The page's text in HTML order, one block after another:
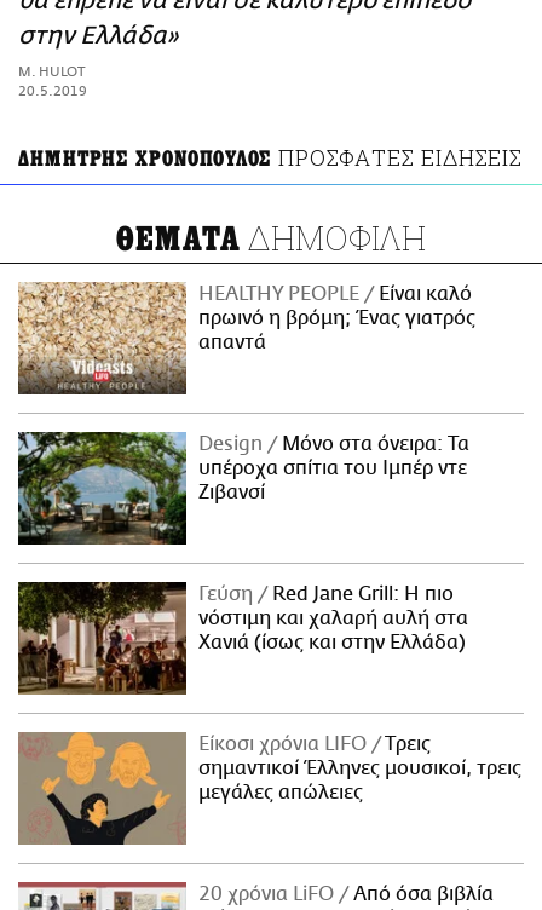
ΑΜΠΑ
PRINT
στην Ελλάδα»
M. HULOT
20.5.2019
ΔΗΜΗΤΡΗΣ ΧΡΟΝΟΠΟΥΛΟΣ ΠΡΟΣΦΑΤΕΣ ΕΙΔΗΣΕΙΣ
ΘΕΜΑΤΑ ΔΗΜΟΦΙΛΗ
HEALTHY PEOPLE
Είναι καλό
πρωινό η βρόμη; Ένας γιατρός
απαντά
Design
Μόνο στα όνειρα: Τα
υπέροχα σπίτια του Ιμπέρ ντε
Ζιβανσί
Γεύση
Red Jane Grill: Η πιο
νόστιμη και χαλαρή αυλή στα
Χανιά (ίσως και στην Ελλάδα)
Είκοσι χρόνια LIFO
Tρεις
σημαντικοί Έλληνες μουσικοί, τρεις
μεγάλες απώλειες
20 χρόνια LiFO
Από όσα βιβλία